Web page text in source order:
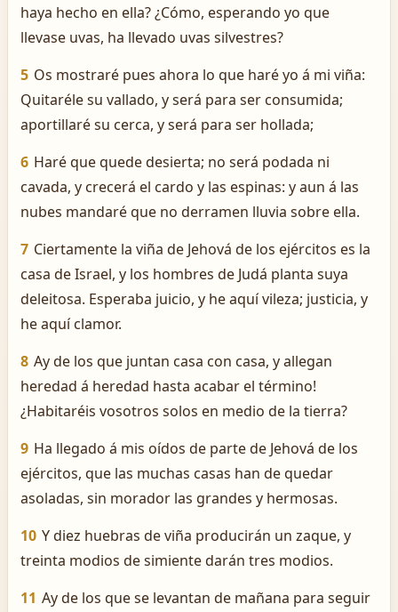
haya hecho en ella? ¿Cómo, esperando yo que
llevase uvas, ha llevado uvas silvestres?
5 Os mostraré pues ahora lo que haré yo á mi viña:
Quitaréle su vallado, y será para ser consumida;
aportillaré su cerca, y será para ser hollada;
6 Haré que quede desierta; no será podada ni
cavada, y crecerá el cardo y las espinas: y aun á las
nubes mandaré que no derramen lluvia sobre ella.
7 Ciertamente la viña de Jehová de los ejércitos es la
casa de Israel, y los hombres de Judá planta suya
deleitosa. Esperaba juicio, y he aquí vileza; justicia, y
he aquí clamor.
8 Ay de los que juntan casa con casa, y allegan
heredad á heredad hasta acabar el término!
¿Habitaréis vosotros solos en medio de la tierra?
9 Ha llegado á mis oídos de parte de Jehová de los
ejércitos, que las muchas casas han de quedar
asoladas, sin morador las grandes y hermosas.
10 Y diez huebras de viña producirán un zaque, y
treinta modios de simiente darán tres modios.
11 Ay de los que se levantan de mañana para seguir